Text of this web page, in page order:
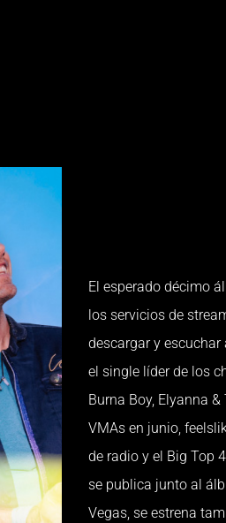
El esperado décimo
los servicios de
descargar y
el single líder de los
Burna Boy, Elyanna
VMAs en junio,
de radio y el Big Top
se publica junto al
Vegas, se estrena